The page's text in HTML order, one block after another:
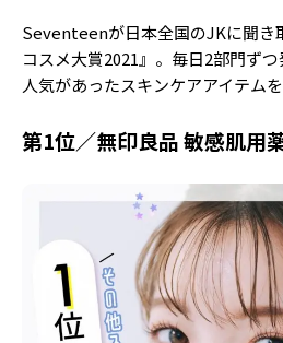
Instagram
YouTube
ゲッターズ飯田
MISS SEVENTEEN
ミスセブンティーンニュー
MAGAZINE
バックナンバー
INFORMATION
Seventeenについて
Seventeenが日本全国のJKに聞き
コスメ大賞2021』。毎日2部門ず
人気があったスキンケアアイテムを
第1位／無印良品 敏感肌用